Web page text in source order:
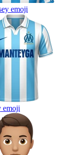
emoji
emoji